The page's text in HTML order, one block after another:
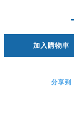
加入購物車
分享到